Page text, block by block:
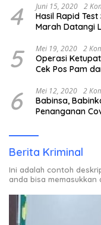
4 Juni 15, 2020 2
Hasil Rapid
Marah Datangi
5 Mei 19, 2020 2
Operasi
Cek Pos Pam
6 Mei 12, 2020 2
Babinsa,
Penanganan
Berita Kriminal
Ini adalah contoh
anda bisa memasukkan